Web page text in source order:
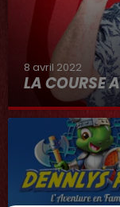
8 avril 2022
LA COURSE